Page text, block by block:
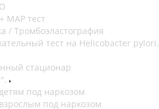
МАР тест
/ Тромбоэластография
тест на Helicobacter pylori.
стационар
под наркозом
под наркозом